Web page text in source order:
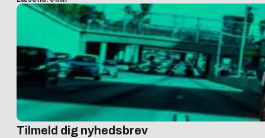
Tilmeld dig nyhedsbrev